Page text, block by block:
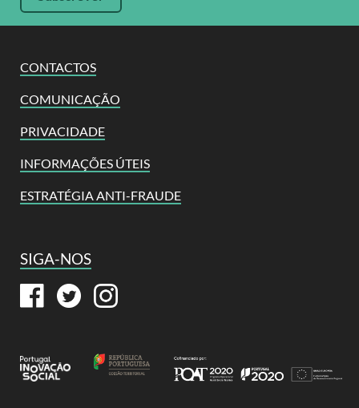
CONTACTOS
COMUNICAÇÃO
PRIVACIDADE
INFORMAÇÕES ÚTEIS
ESTRATÉGIA ANTI-FRAUDE
SIGA-NOS